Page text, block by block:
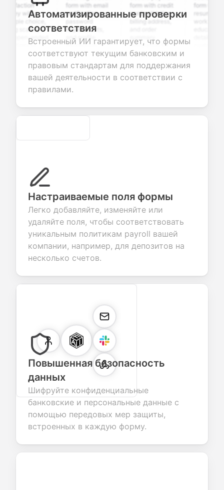
with
ended
valuable
products or
form with email
verification,
requirements,
and profile
information
fields for
account
creation.
form with credit
card validation,
billing address,
integration for
smooth e-
transactions.
form with
resume upload,
custom
screening
efficient
candidate
Автоматизированные проверки
соответствия
Встроенный ИИ гарантирует, что формы
соответствуют текущим банковским и
правовым стандартам для поддержания
вашей деятельности в соответствии с
правилами.
Secure
Настраиваемые поля формы
Легко добавляйте, изменяйте или
удаляйте поля, чтобы соответствовать
уникальным политикам payroll вашей
компании, например, для депозитов на
несколько счетов.
Повышенная безопасность
данных
Шифруйте конфиденциальные
банковские и персональные данные с
помощью передовых мер защиты,
встроенных в каждую форму.